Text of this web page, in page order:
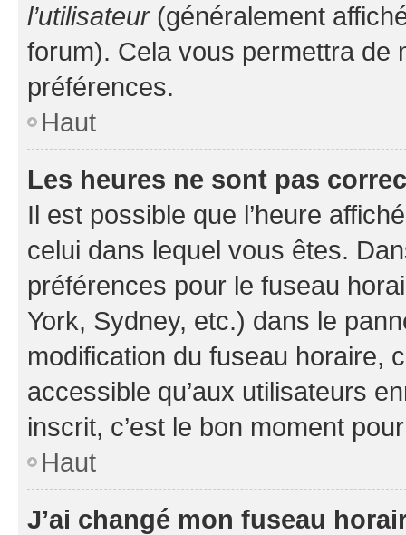
l’utilisateur(généralement
forum). Cela vous permettra de
préférences.
Haut
Les heures ne sont pas
Il est possible que l’heure
celui dans lequel vous êtes.
préférences pour le fuseau
York, Sydney, etc.) dans le
modification du fuseau horaire,
accessible qu’aux utilisateurs
inscrit, c’est le bon moment
Haut
J’ai changé mon fuseau